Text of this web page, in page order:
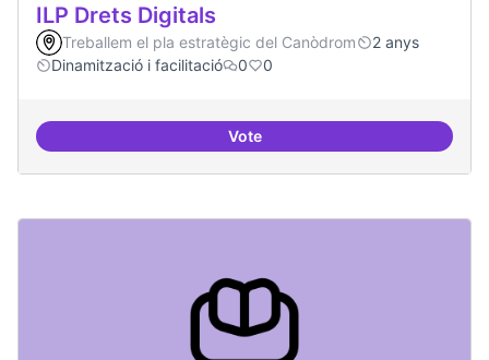
ILP Drets Digitals
Treballem el pla estratègic del Canòdrom
2 anys
Dinamització i facilitació
0 0
VoteILP Drets Digitals